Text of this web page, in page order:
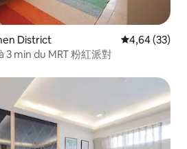
District Évaluation
4,64 (33)
min du MRT 粉紅派對